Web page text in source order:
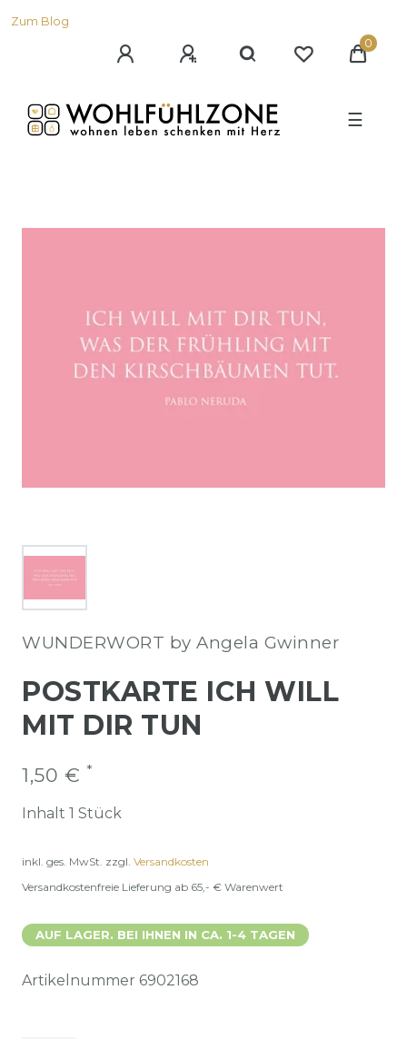
Zum Blog
0
☰
WUNDERWORT by Angela Gwinner
POSTKARTE ICH WILL
MIT DIR TUN
1,50 € *
Inhalt 1 Stück
inkl. ges. MwSt. zzgl. Versandkosten
Versandkostenfreie Lieferung ab 65,- € Warenwert
AUF LAGER. BEI IHNEN IN CA. 1-4 TAGEN
Artikelnummer 6902168